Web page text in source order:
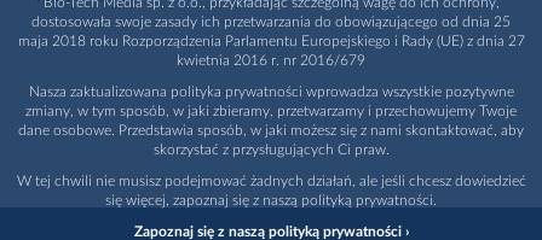
dostosowała swoje zasady ich przetwarzania do obowiązującego od dnia 25
maja 2018 roku Rozporządzenia Parlamentu Europejskiego i Rady (UE) z dnia 27
kwietnia 2016 r. nr 2016/679
Nasza zaktualizowana polityka prywatności wprowadza wszystkie pozytywne
zmiany, w tym sposób, w jaki zbieramy, przetwarzamy i przechowujemy Twoje
dane osobowe. Przedstawia sposób, w jaki możesz się z nami skontaktować, aby
skorzystać z przysługujących Ci praw.
W tej chwili nie musisz podejmować żadnych działań, ale jeśli chcesz dowiedzieć
się więcej, zapoznaj się z naszą polityką prywatności.
Zapoznaj się z naszą polityką prywatności ›